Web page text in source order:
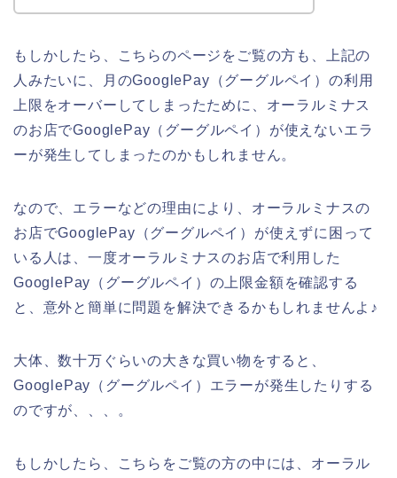
もしかしたら、こちらのページをご覧の方も、上記の
人みたいに、月のGooglePay（グーグルペイ）の利用
上限をオーバーしてしまったために、オーラルミナス
のお店でGooglePay（グーグルペイ）が使えないエラ
ーが発生してしまったのかもしれません。
なので、エラーなどの理由により、オーラルミナスの
お店でGooglePay（グーグルペイ）が使えずに困って
いる人は、一度オーラルミナスのお店で利用した
GooglePay（グーグルペイ）の上限金額を確認する
と、意外と簡単に問題を解決できるかもしれませんよ♪
大体、数十万ぐらいの大きな買い物をすると、
GooglePay（グーグルペイ）エラーが発生したりする
のですが、、、。
もしかしたら、こちらをご覧の方の中には、オーラル